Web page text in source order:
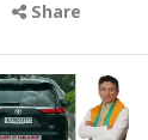
Share